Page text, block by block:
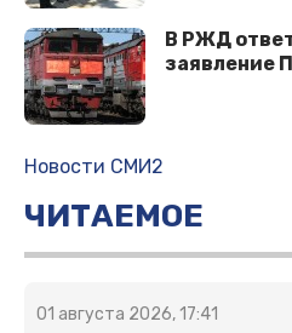
В РЖД
заявление
Новости СМИ2
ЧИТАЕМОЕ
01 августа 2026, 17:41